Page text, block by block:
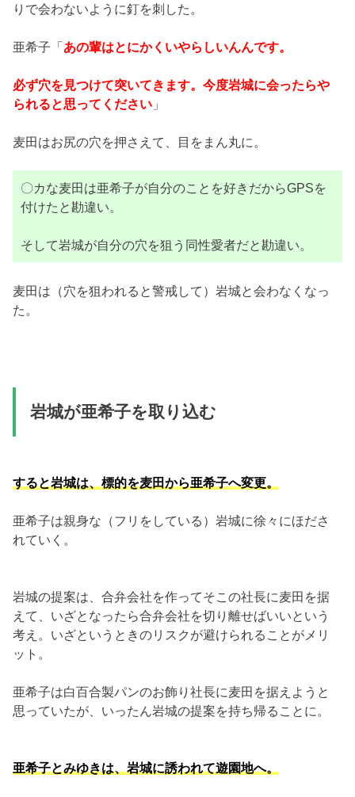
りで会わないように釘を刺した。
亜希子「あの輩はとにかくいやらしいんんです。
必ず穴を見つけて突いてきます。今度岩城に会ったらや
られると思ってください 」
麦田はお尻の穴を押さえて、目をまん丸に。
〇カな麦田は亜希子が自分のことを好きだからGPSを
付けたと勘違い。
そして岩城が自分の穴を狙う同性愛者だと勘違い。
麦田は（穴を狙われると警戒して）岩城と会わなくなっ
た。
岩城が亜希子を取り込む
すると岩城は、標的を麦田から亜希子へ変更。
亜希子は親身な（フリをしている）岩城に徐々にほださ
れていく。
岩城の提案は、合弁会社を作ってそこの社長に麦田を据
えて、いざとなったら合弁会社を切り離せばいいという
考え。いざというときのリスクが避けられることがメリ
ット。
亜希子は白百合製パンのお飾り社長に麦田を据えようと
思っていたが、いったん岩城の提案を持ち帰ることに。
亜希子とみゆきは、岩城に誘われて遊園地へ。